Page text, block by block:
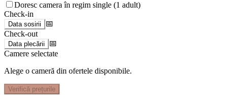
Doresc camera în regim single (1 adult)
Check-in
Data sosirii
📅
Check-out
Data plecării
📅
Camere selectate
Alege o cameră din ofertele disponibile.
Verifică prețurile